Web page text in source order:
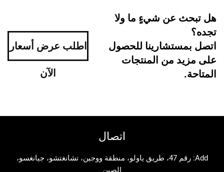
عن شيءٍ ما ولا
للحصول
من المنتجات
اطلب عرض أسعار
Add: رقم 47، طريق ياولو، منطقة ووجين، تشانغتشو، جيانغسو،